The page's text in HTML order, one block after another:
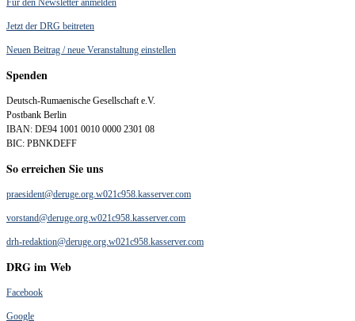
Jetzt der DRG beitreten
Neuen Beitrag / neue Veranstaltung einstellen
Spenden
Deutsch-Rumaenische Gesellschaft e.V.
Postbank Berlin
IBAN: DE94 1001 0010 0000 2301 08
BIC: PBNKDEFF
So erreichen Sie uns
praesident@deruge.org.w021c958.kasserver.com
vorstand@deruge.org.w021c958.kasserver.com
drh-redaktion@deruge.org.w021c958.kasserver.com
DRG im Web
Facebook
Google